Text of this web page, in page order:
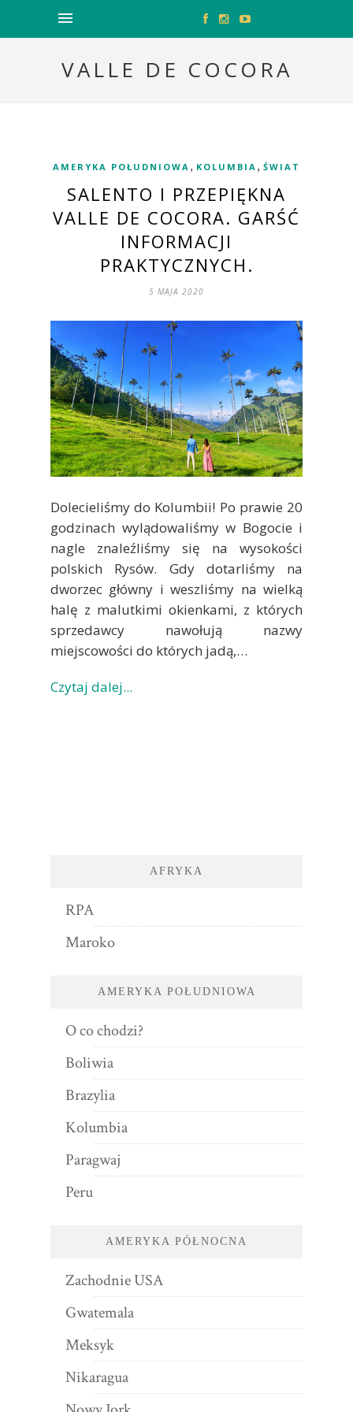
VALLE DE COCORA
AMERYKA POŁUDNIOWA , KOLUMBIA , ŚWIAT
SALENTO I PRZEPIĘKNA
VALLE DE COCORA. GARŚĆ
INFORMACJI
PRAKTYCZNYCH.
5 MAJA 2020
Dolecieliśmy do Kolumbii! Po prawie 20
godzinach wylądowaliśmy w Bogocie i
nagle znaleźliśmy się na wysokości
polskich Rysów. Gdy dotarliśmy na
dworzec główny i weszliśmy na wielką
halę z malutkimi okienkami, z których
sprzedawcy nawołują nazwy
miejscowości do których jadą,…
Czytaj dalej...
AFRYKA
RPA
Maroko
AMERYKA POŁUDNIOWA
O co chodzi?
Boliwia
Brazylia
Kolumbia
Paragwaj
Peru
AMERYKA PÓŁNOCNA
Zachodnie USA
Gwatemala
Meksyk
Nikaragua